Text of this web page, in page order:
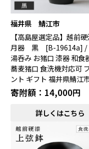
福井県 鯖江市
【高島屋選定品】越前
月器 黒 [B-19614a] /
湯呑み お猪口 漆器 和食
蕎麦猪口 食洗機対応可
ント ギフト 福井県鯖江
寄附額：14,000円
詳しくはこちら